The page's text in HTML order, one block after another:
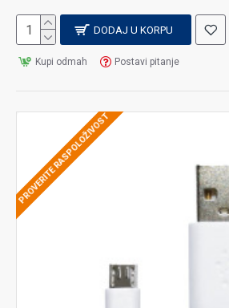
DODAJ U KORPU
Kupi odmah Postavi pitanje
PROVERITE RASPOLOŽIVOST